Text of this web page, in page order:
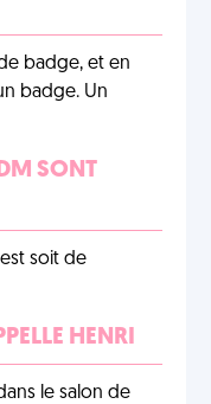
badge, et en
badge. Un
SONT
soit de
HENRI
le salon de